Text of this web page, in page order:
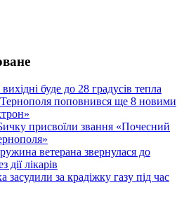
буде до 28 градусів тепла
поповнився ще 8 новими
присвоїли звання «Почесний
ветерана звернулася до
дії лікарів
засудили за крадіжку газу під час